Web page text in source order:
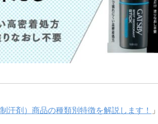
汗剤）商品の種類別特徴を解説します！ 」